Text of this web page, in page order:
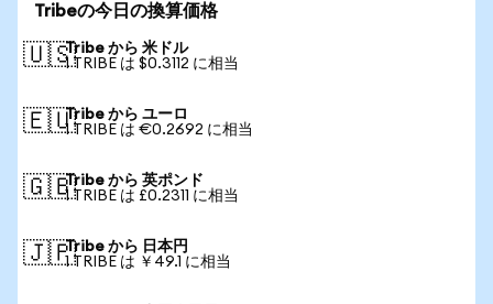
Tribeの今日の換算価格
🇺🇸Tribe から 米ドル
1 TRIBE は $0.3112 に相当
🇪🇺Tribe から ユーロ
1 TRIBE は €0.2692 に相当
🇬🇧Tribe から 英ポンド
1 TRIBE は £0.2311 に相当
🇯🇵Tribe から 日本円
1 TRIBE は ￥49.1 に相当